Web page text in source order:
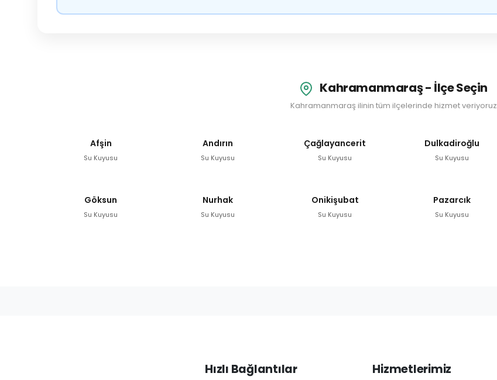
Kahramanmaraş - İlçe Seçin
Kahramanmaraş ilinin tüm ilçelerinde hizmet veriyoruz
Afşin
Su Kuyusu
Andırın
Su Kuyusu
Çağlayancerit
Su Kuyusu
Dulkadiroğlu
Su Kuyusu
Göksun
Su Kuyusu
Nurhak
Su Kuyusu
Onikişubat
Su Kuyusu
Pazarcık
Su Kuyusu
Hızlı Bağlantılar Hizmetlerimiz